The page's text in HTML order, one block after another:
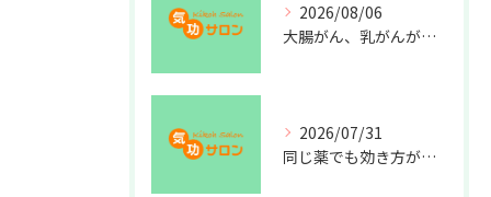
2026/08/06
大腸がん、乳がんが増えた理由
2026/07/31
同じ薬でも効き方が違う？